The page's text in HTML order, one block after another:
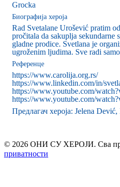
Grocka
Биографија хероја
Rad Svetalane Urošević pratim
pročitala da sakuplja sekundarne
gladne prodice. Svetlana je
ugroženim ljudima. Sve radi
Референце
https://www.carolija.org.rs/
https://www.linkedin.com/in/
https://www.youtube.com/
https://www.youtube.com/
Предлагач хероја: Jelena Dević,
© 2026 ОНИ СУ ХЕРОЈИ. Сва
приватности